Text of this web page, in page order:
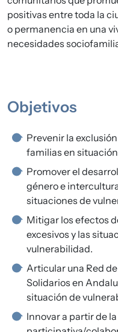
positivas entre toda la
o permanencia en una
necesidades
Objetivos
Prevenir la
familias en
Promover el
género e
situaciones de
Mitigar los efectos
excesivos y las
vulnerabilidad.
Articular una Red
Solidarios en
situación de
Innovar a partir de